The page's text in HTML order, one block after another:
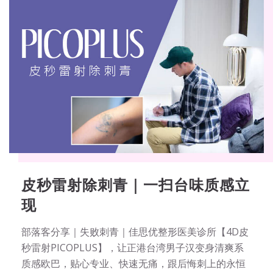
皮秒雷射除刺青｜一扫台味质感立
现
部落客分享｜失败刺青｜佳思优整形医美诊所【4D皮
秒雷射PICOPLUS】，让正港台湾男子汉变身清爽系
质感欧巴，贴心专业、快速无痛，跟后悔刺上的永恒